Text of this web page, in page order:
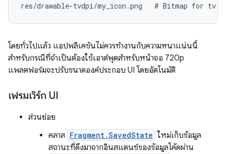
res/drawable-tvdpi/my_icon.png   # Bitmap for tv
โดยทั่วไปแล้ว แอปพลิเคชันไม่ควรทำงานกับความหนาแน่นนี้
สำหรับกรณีที่จำเป็นต้องใช้เอาต์พุตสำหรับหน้าจอ 720p
แพลตฟอร์มจะปรับขนาดองค์ประกอบ UI โดยอัตโนมัติ
เฟรมเวิร์ก UI
ส่วนย่อย
คลาส Fragment.SavedState ใหม่เก็บข้อมูล
สถานะที่ดึงมาจากอินสแตนซ์ของข้อมูลโค้ดผ่าน